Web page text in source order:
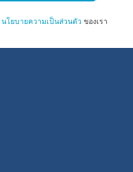
นโยบายความเป็นส่วนตัว ของเรา